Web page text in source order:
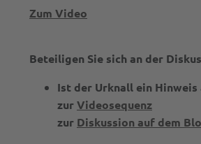
Zum Video
Beteiligen Sie sich an der
Ist der Urknall ein
zurVideosequenz
zur Diskussion auf dem